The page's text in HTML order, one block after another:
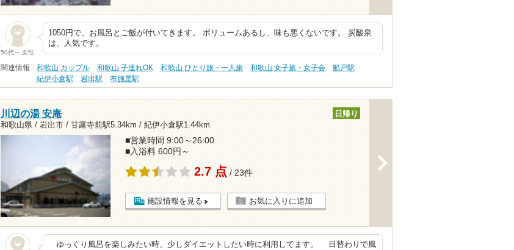
50代～ 女性
1050円で、お風呂とご飯が付いてきます。 ボリュームあるし、味も悪くないです。 炭酸泉
は、人気です。
関連情報 和歌山 カップル 和歌山 子連れOK 和歌山 ひとり旅・一人旅 和歌山 女子旅・女子会
船戸駅
紀伊小倉駅
岩出駅 布施屋駅
川辺の湯 安庵
和歌山県 / 岩出市 / 甘露寺前駅5.34km / 紀伊小倉駅1.44km
日帰り
■営業時間 9:00～26:00
■入浴料 600円～
2.7 点 / 23件
施設情報を見る お気に入りに追加
ゆっくり風呂を楽しみたい時、少しダイエットしたい時に利用してます。 日替わりで風